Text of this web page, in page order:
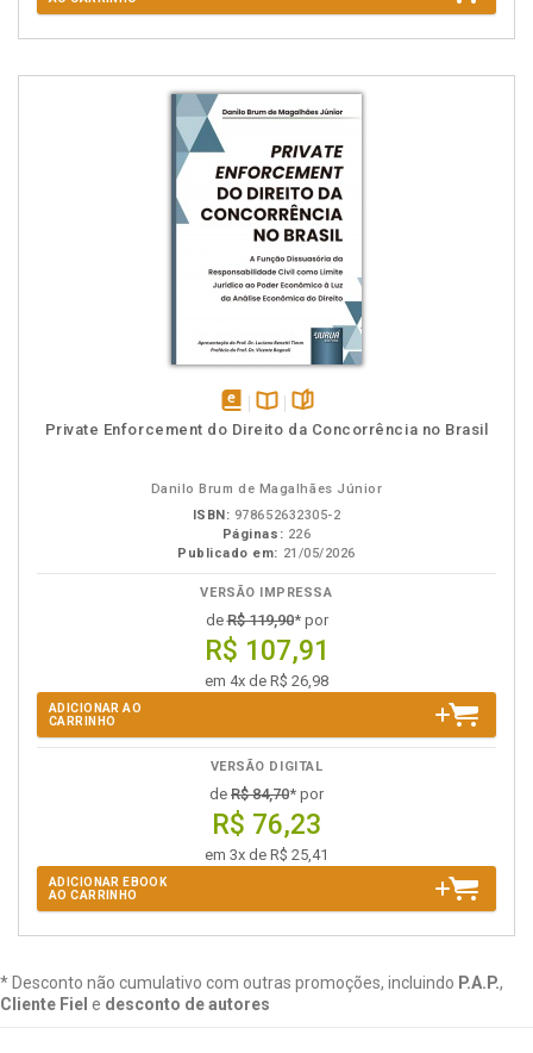
disponívelDisponível
páginas
Private Enforcement do Direito da Concorrência no Brasil
Danilo Brum de Magalhães Júnior
ISBN: 978652632305-2
Páginas: 226
Publicado em: 21/05/2026
VERSÃO IMPRESSA
deR$ 119,90* por
R$ 107,91
em 4x de R$ 26,98
ADICIONAR AO
CARRINHO
VERSÃO DIGITAL
de R$ 84,70* por
R$ 76,23
em 3x de R$ 25,41
ADICIONAR EBOOK
AO CARRINHO
* Desconto não cumulativo com outras promoções, incluindo P.A.P.,
Cliente Fiel e desconto de autores